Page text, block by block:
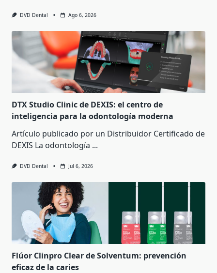
DVD Dental Ago 6, 2026
DTX Studio Clinic de DEXIS: el centro de
inteligencia para la odontología moderna
Artículo publicado por un Distribuidor Certificado de
DEXIS La odontología ...
DVD Dental Jul 6, 2026
Flúor Clinpro Clear de Solventum: prevención
eficaz de la caries